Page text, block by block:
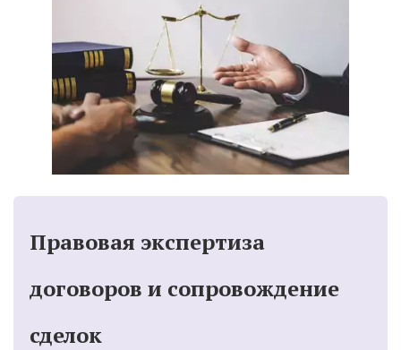
Правовая экспертиза
договоров и сопровождение
сделок